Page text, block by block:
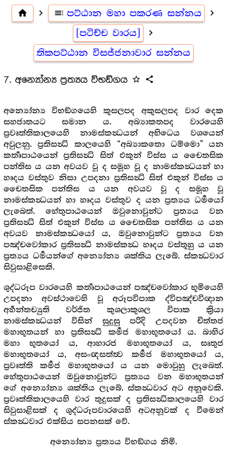
home navigate_next toc පට්ඨාන මහා පකරණ සන්නය navigate_next
[පටිච්ච වාරය] navigate_next
තිකපට්ඨාන විසජ්ජනාවාර සන්නය
7. අන්‍යෝන්‍ය ප්‍රත්‍යය විභඞ්ගය star_outline share
අන්‍යෝන්‍ය විභඞ්ගයෙහි කුසලපද අකුසලපද වාර දෙක
සහජාතයට සමාන ය. අබ්‍යාකතපද වාරයෙහි
ප්‍රවෘත්තිකාලයෙහි නාමස්කන්‍ධයන් අභිධෙය වශයෙන්
අවුලනු. ප්‍රතිසන්‍ධි කාලයෙහි “අබ්‍යාකතො ධම්මො” යන
කර්‍තෘපාඨයෙන් ප්‍රතිසන්‍ධි සිත් එකුන් විස්ස ය චෛතසික
පන්තිස ය යන අවයව වූ ද සමූහ වූ ද නාමස්කන්‍ධයන් හා
හෘදය වස්තුව නිසා උපදනා ප්‍රතිසන්‍ධි සිත් එකුන් විස්ස ය
චෛතසික පන්තිස ය යන අවයව වූ ද සමූහ වූ
නාමස්කන්‍ධයන් හා හෘදය වස්තුව ද යන ප්‍රත්‍යය ධර්‍මයෝ
ලැබෙත්. හේතුපාඨයෙන් ඔවුනොවුන්ට ප්‍රත්‍යය වන
ප්‍රතිසන්‍ධි සිත් එකුන් විස්ස ය චෛතසික පන්තිස ය යන
අවයව නාමස්කන්‍ධයෝ ය, ඔවුනොවුන්ට ප්‍රත්‍යය වන
පඤ්චවෝකාර ප්‍රතිසන්‍ධි නාමස්කන්‍ධ හෘදය වස්තූහු ය යන
ප්‍රත්‍යය ධර්‍මයන්ගේ අන්‍යෝන්‍ය ශක්තිය ලැබේ. ස්කන්‍ධවාර
සිවුසාළිසෙකි.
ශුද්ධරූප වාරයෙහි කර්‍තෘපාඨයෙන් පඤ්චවෝකාර භූමියෙහි
උපදනා අවස්ථාවෙහි වූ අරූපවිපාක ද්විපඤ්චවිඥාන
අර්‍හන්තච්‍යුති වර්ජිත කුශලාකුශල විපාක ක්‍රියා
නාමස්කන්‍ධයන් විසින් සුදුසු පරිදි උපදවන චිත්තජ
මහාභූතයන් හා ප්‍රතිසන්‍ධි කර්‍මජ මහාභූතයෝ ය. බාහිර
මහා භූතයෝ ය, ආහාරජ මහාභූතයෝ ය, සෘතුජ
මහාභූතයෝ ය, අසංඥසත්ත්‍ව කර්‍මජ මහාභූතයෝ ය,
ප්‍රවෘත්ති කර්‍මජ මහාභූතයෝ ය යන මොවුහු ලැබෙත්.
හේතුපාඨයෙන් ඔවුනොවුන්ට ප්‍රත්‍යය වන මහාභූතයන්
ගේ අන්‍යෝන්‍ය ශක්තිය ලැබේ. ස්කන්‍ධවාර අට අනූවෙකි.
ප්‍රවෘත්තිකාලයෙහි වාර තුදුසක් ද ප්‍රතිසන්‍ධිකාලයෙහි වාර
සිවුසාළිසක් ද ශුද්ධරූපවාරයෙහි අටඅනූවක් ද වීමෙන්
ස්කන්‍ධවාර එක්සිය සපනසක් වේ.
අන්‍යෝන්‍ය ප්‍රත්‍යය විභඞ්ගය නිමි.